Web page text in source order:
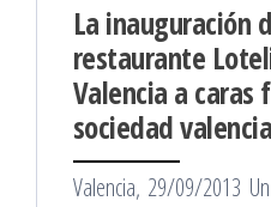
La inauguración
restaurante
Valencia a caras
sociedad
Valencia, 29/09/2013